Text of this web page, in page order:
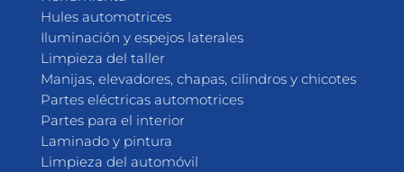
Hules automotrices
Iluminación y espejos laterales
Limpieza del taller
Manijas, elevadores, chapas, cilindros y chicotes
Partes eléctricas automotrices
Partes para el interior
Laminado y pintura
Limpieza del automóvil